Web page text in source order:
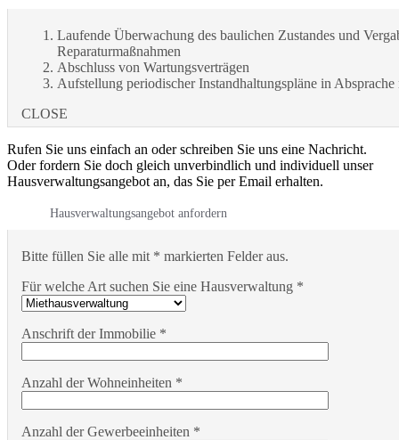
Laufende Überwachung des baulichen Zustandes und
Reparaturmaßnahmen
Abschluss von Wartungsverträgen
Aufstellung periodischer Instandhaltungspläne in
CLOSE
Rufen Sie uns einfach an oder schreiben Sie uns eine Nachricht.
Oder fordern Sie doch gleich unverbindlich und individuell unser
Hausverwaltungsangebot an, das Sie per Email erhalten.
Hausverwaltungsangebot anfordern
Bitte füllen Sie alle mit * markierten Felder aus.
Für welche Art suchen Sie eine Hausverwaltung *
Anschrift der Immobilie *
Anzahl der Wohneinheiten *
Anzahl der Gewerbeeinheiten *